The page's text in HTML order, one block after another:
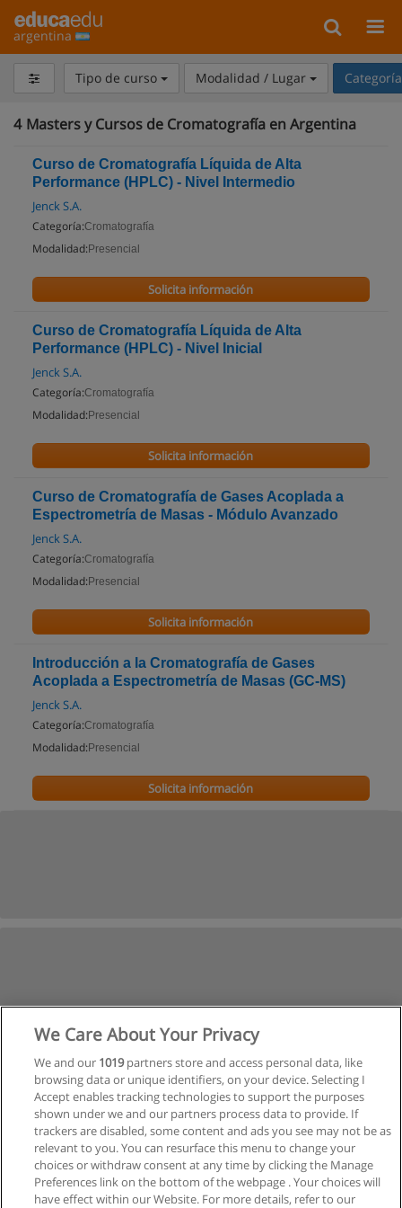
argentina
Tipo de curso Modalidad / Lugar
4 Masters y Cursos de Cromatografía en Argentina
Curso de Cromatografía Líquida de Alta
Performance (HPLC) - Nivel Intermedio
Jenck S.A.
Categoría:Cromatografía
Modalidad: Presencial
Solicita información
Curso de Cromatografía Líquida de Alta
Performance (HPLC) - Nivel Inicial
Jenck S.A.
Categoría:Cromatografía
Modalidad: Presencial
Solicita información
Curso de Cromatografía de Gases Acoplada a
Espectrometría de Masas - Módulo Avanzado
Jenck S.A.
Categoría:Cromatografía
Modalidad: Presencial
Solicita información
Introducción a la Cromatografía de Gases
Acoplada a Espectrometría de Masas (GC-MS)
Jenck S.A.
Categoría:Cromatografía
Modalidad: Presencial
Solicita información
We Care About Your Privacy
We and our 1019partners store and access personal data, like
browsing data or unique identifiers, on your device. Selecting I
Accept enables tracking technologies to support the purposes
shown under we and our partners process data to provide. If
trackers are disabled, some content and ads you see may not be as
relevant to you. You can resurface this menu to change your
choices or withdraw consent at any time by clicking the Manage
Preferences link on the bottom of the webpage . Your choices will
have effect within our Website. For more details, refer to our